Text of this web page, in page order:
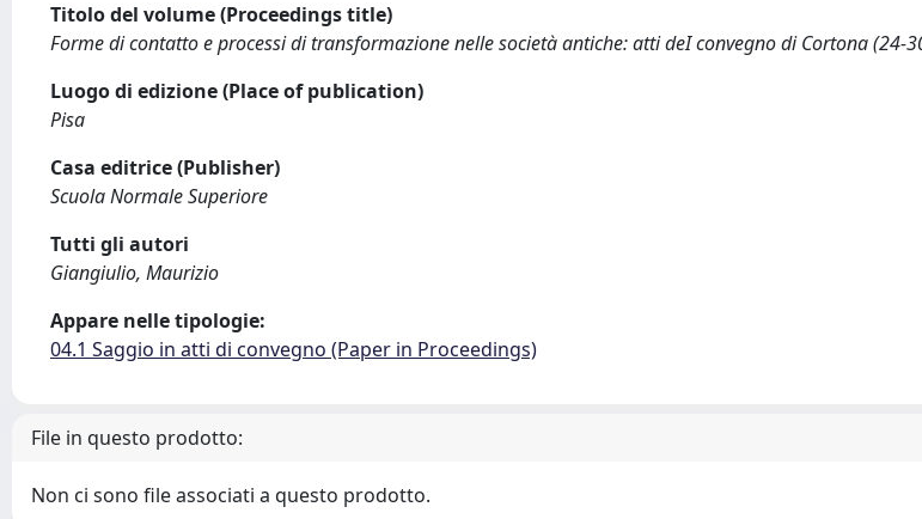
Titolo del volume (Proceedings title)
Forme di contatto e processi di transformazione nelle società antiche: atti deI convegno di Cortona (24-
Luogo di edizione (Place of publication)
Pisa
Casa editrice (Publisher)
Scuola Normale Superiore
Tutti gli autori
Giangiulio, Maurizio
Appare nelle tipologie:
04.1 Saggio in atti di convegno (Paper in Proceedings)
File in questo prodotto:
Non ci sono file associati a questo prodotto.